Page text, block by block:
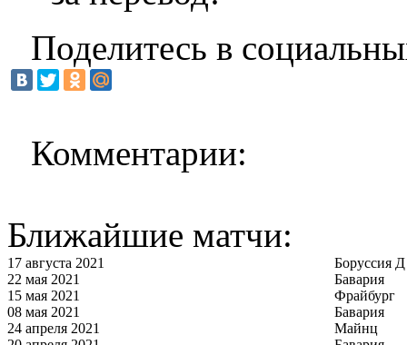
Поделитесь в
Комментарии:
Ближайшие матчи:
17 августа 2021
Боруссия Д
22 мая 2021
Бавария
15 мая 2021
Фрайбург
08 мая 2021
Бавария
24 апреля 2021
Майнц